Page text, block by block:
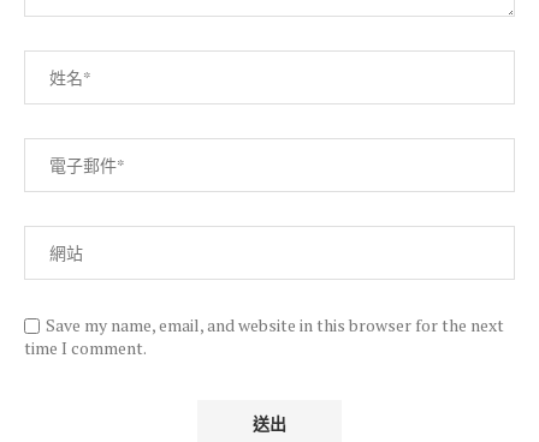
Save my name, email, and website in this browser for the next
time I comment.